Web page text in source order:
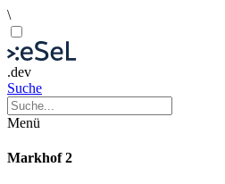
\
.dev
Suche
Menü
Markhof 2